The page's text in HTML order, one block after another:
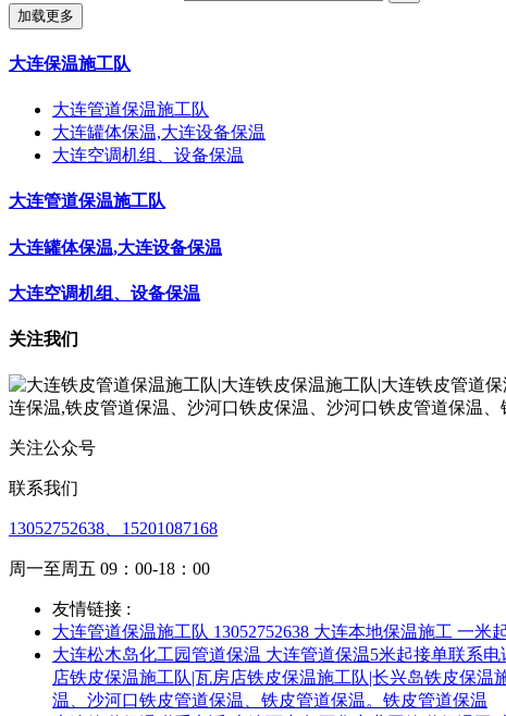
加载更多
大连保温施工队
大连管道保温施工队
大连罐体保温,大连设备保温
大连空调机组、设备保温
大连管道保温施工队
大连罐体保温,大连设备保温
大连空调机组、设备保温
关注我们
关注公众号
联系我们
13052752638、15201087168
周一至周五 09：00-18：00
友情链接 :
大连管道保温施工队 13052752638 大连本地保温施工 一米
大连松木岛化工园管道保温 大连管道保温5米起接单联系
店铁皮保温施工队|瓦房店铁皮保温施工队|长兴岛铁皮保
温、沙河口铁皮管道保温、铁皮管道保温。铁皮管道保温